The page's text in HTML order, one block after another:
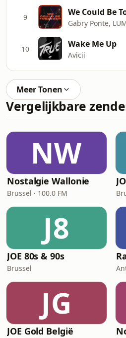
9 We Could Be
Gabry Ponte,
10 Wake Me Up
Avicii
Meer Tonen
Vergelijkbare
NW
Nostalgie Wallonie
Brussel · 100.0 FM
J8
JOE 80s & 90s
Brussel
JG
JOE Gold België